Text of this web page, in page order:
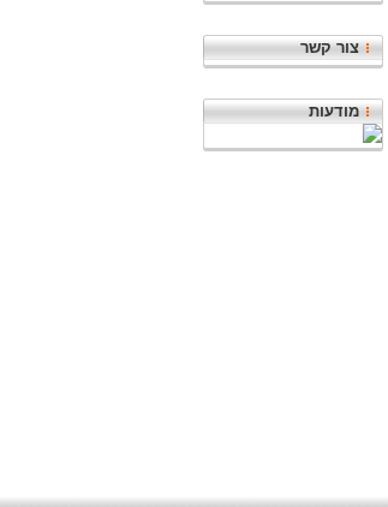
צור קשר
מודעות